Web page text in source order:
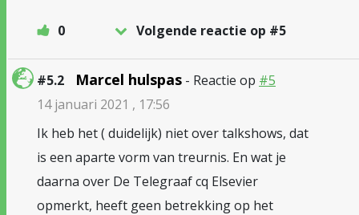
0 Volgende reactie op #5
#5.2 Marcel hulspas - Reactie op #5
14 januari 2021 , 17:56
Ik heb het ( duidelijk) niet over talkshows, dat
is een aparte vorm van treurnis. En wat je
daarna over De Telegraaf cq Elsevier
opmerkt, heeft geen betrekking op het